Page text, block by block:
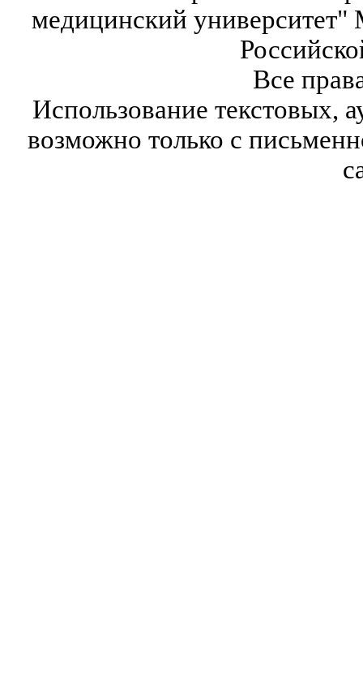
медицинский университет"
Все
Использование текстовых,
возможно только с